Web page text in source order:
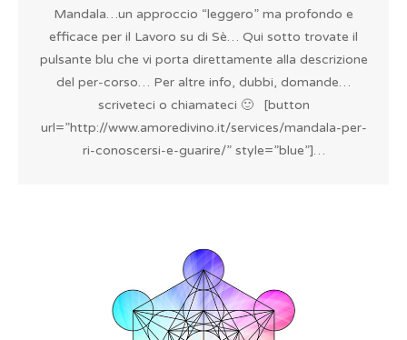
Mandala…un approccio “leggero” ma profondo e
efficace per il Lavoro su di Sè… Qui sotto trovate il
pulsante blu che vi porta direttamente alla descrizione
del per-corso… Per altre info, dubbi, domande…
scriveteci o chiamateci 🙂 [button
url=”http://www.amoredivino.it/services/mandala-per-
ri-conoscersi-e-guarire/” style=”blue”]…